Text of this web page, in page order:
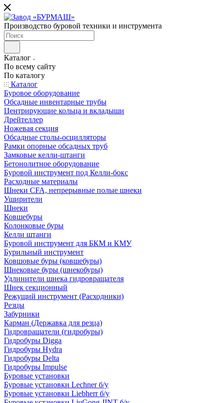
Производство буровой техники и инструмента
Каталог
По всему сайту
По каталогу
Каталог
Буровое оборудование
Обсадные инвентарные трубы
Центрирующие кольца и вкладыши
Дрейтеллер
Ножевая секция
Обсадные столы-осцилляторы
Рамки опорные обсадных труб
Замковые келли-штанги
Бетонолитное оборудование
Буровой инструмент под Келли-бокс
Расходные материалы
Шнеки CFA, непрерывные полые шнеки
Уширители
Шнеки
Ковшебуры
Колонковые буры
Келли штанги
Буровой инструмент для БКМ и КМУ
Бурильный инструмент
Ковшовые буры (ковшебуры)
Шнековые буры (шнекобуры)
Удлинители шнека гидровращателя
Шнек секционный
Режущий инструмент (Расходники)
Резцы
Забурники
Карман (Державка для резца)
Гидровращатели (гидробуры)
Гидробуры Digga
Гидробуры Hydra
Гидробуры Delta
Гидробуры Impulse
Буровые установки
Буровые установки Lechner б/у
Буровые установки Liebherr б/у